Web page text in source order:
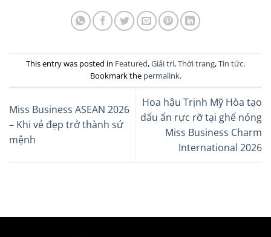
This entry was posted in Featured,Giải trí,Thời trang,Tin tức.
Bookmark the permalink.
Miss Business ASEAN 2026
– Khi vẻ đẹp trở thành sứ
mệnh
Hoa hậu Trịnh Mỹ Hòa tạo
dấu ấn rực rỡ tại ghế nóng
Miss Business Charm
International 2026